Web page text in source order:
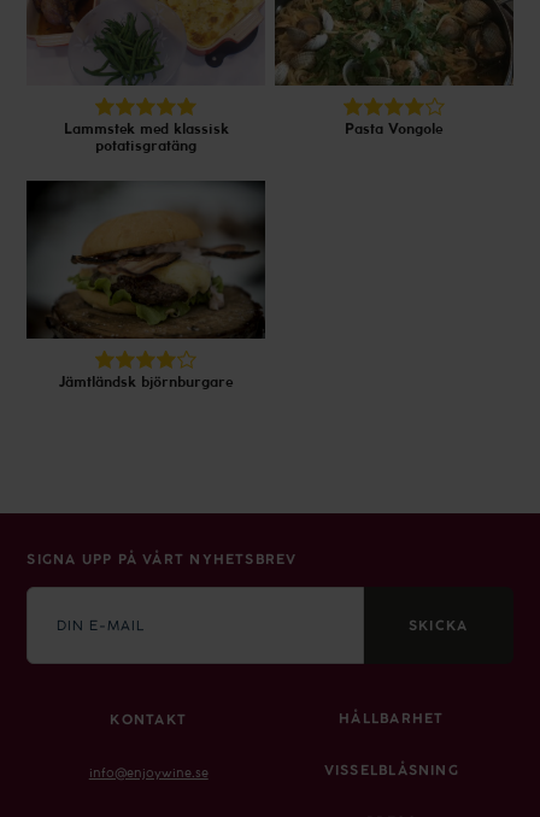
Lammstek med klassisk
potatisgratäng
Pasta Vongole
Jämtländsk björnburgare
SIGNA UPP PÅ VÅRT NYHETSBREV
mail SKICKA
KONTAKT
info@enjoywine.se
HÅLLBARHET
VISSELBLÅSNING